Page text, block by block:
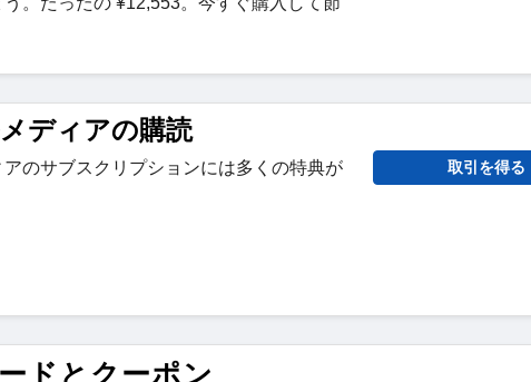
ディアの購読
のサブスクリプションには多くの特典が
取引を得る
ドとクーポン